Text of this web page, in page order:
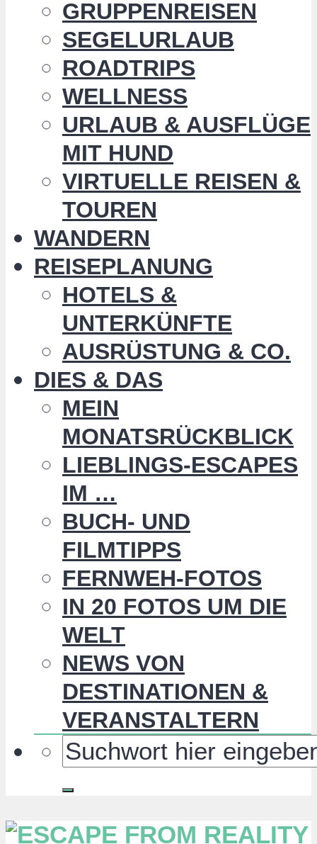
GRUPPENREISEN
SEGELURLAUB
ROADTRIPS
WELLNESS
URLAUB & AUSFLÜGE
MIT HUND
VIRTUELLE REISEN &
TOUREN
WANDERN
REISEPLANUNG
HOTELS &
UNTERKÜNFTE
AUSRÜSTUNG & CO.
DIES & DAS
MEIN
MONATSRÜCKBLICK
LIEBLINGS-ESCAPES
IM …
BUCH- UND
FILMTIPPS
FERNWEH-FOTOS
IN 20 FOTOS UM DIE
WELT
NEWS VON
DESTINATIONEN &
VERANSTALTERN